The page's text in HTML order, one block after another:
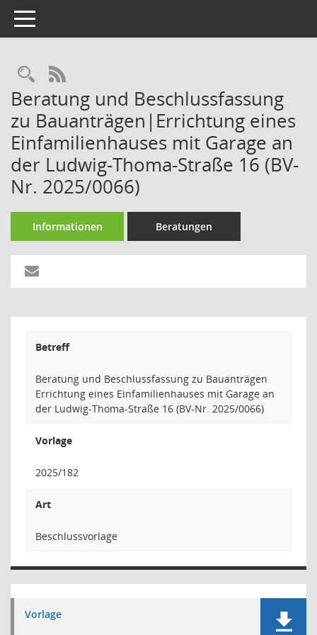
Toggle navigation
Rechercheauswahl
RSS-Feed
Beratung und Beschlussfassung
zu Bauanträgen|Errichtung eines
Einfamilienhauses mit Garage an
der Ludwig-Thoma-Straße 16 (BV-
Nr. 2025/0066)
Informationen Beratungen
Betreff
Beratung und Beschlussfassung zu Bauanträgen
Errichtung eines Einfamilienhauses mit Garage an
der Ludwig-Thoma-Straße 16 (BV-Nr. 2025/0066)
Vorlage
2025/182
Art
Beschlussvorlage
Vorlage